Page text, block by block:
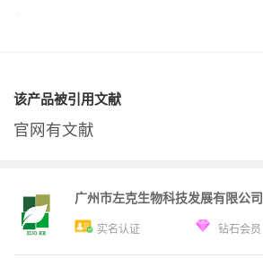
该产品被引用文献
官网有文献
广州市左克生物科技发展有限公司
实名认证 钻石会员